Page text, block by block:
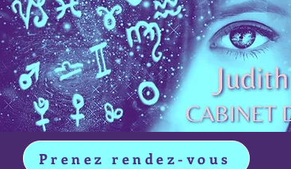
Prenez rendez-vous